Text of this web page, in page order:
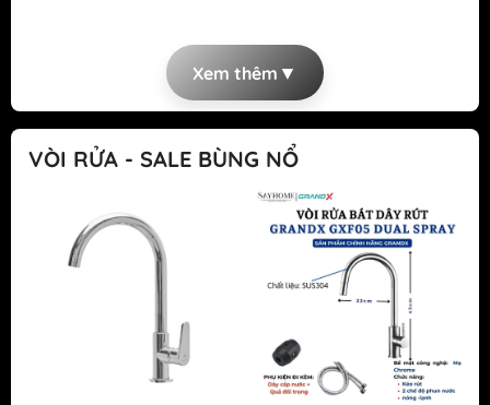
Xem thêm ▼
VÒI RỬA - SALE BÙNG NỔ